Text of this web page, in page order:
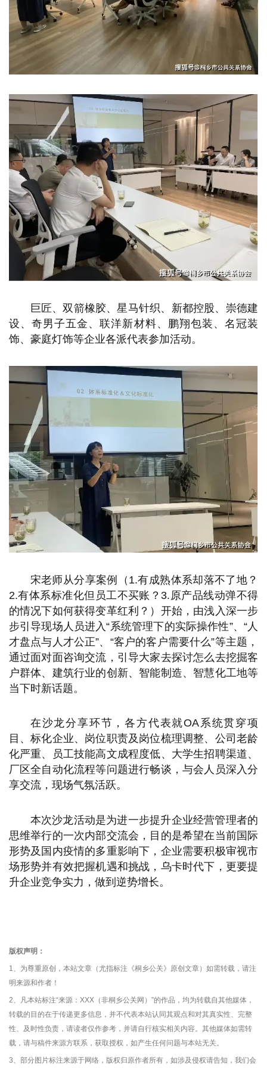
巨匠、双箭橡胶、星马针织、新都控股、崇德建
设、奇男子五金、联洋新材料、鹏翔包装、名冠装
饰、豪庭灯饰等企业各派代表参加活动。
宋老师从分享案例（1.有成熟体系却落不了地？
2.有体系标准化但员工不买账？3.原产品线动弹不得
的情况下如何获得变革红利？）开始，由浅入深一步
步引导现场人员进入“系统管理下的实际操作性”、“人
才盘点与人才公正”、“客户的客户需要什么”等主题，
通过面对面咨询交流，引导大家去探讨怎么去挖掘客
户群体、建筑行业的创新、智能制造、智慧化工地等
当下时新话题。
在沙龙分享环节，各方代表就OA系统贯穿项
目、标化企业、岗位职责及岗位梳理调整、公司老龄
化严重、员工技能高文成程度低、大学生招聘渠道、
厂区全自动化流程等问题进行畅谈，与会人员深入分
享交流，现场气氛活跃。
本次沙龙活动是为进一步提升企业经营管理者的
思维举行的一次内部交流会，目的是希望在当前国际
形势及国内疫情的多重影响下，企业需要积极审视市
场形势并有效把握机遇和挑战，乌卡时代下，更要提
升企业竞争实力，做到逆势增长。
版权声明：
1、为尊重原创，本站文章（尤指标注《桐乡公关》原创文章）如需转载，请注
明来源和作者！
2、凡本站标注“来源：XXX（非桐乡公关网）”的作品，均为转载自其他媒体，
转载的目的在于传递更多信息，并不代表本站认同其观点和对其真实性、完整
性、及时性负责，请读者仅作参考，并请自行核实相关内容。其他媒体如需转
载，请与稿件来源方联系，获取授权，如产生任何问题与本站无关。
3、部分图片标注来源于网络，版权归原作者所有，如涉及侵权请告知，我们会